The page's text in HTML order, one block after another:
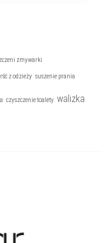
zmywarki
z odzieży suszenie prania
czyszczenie toalety walizka